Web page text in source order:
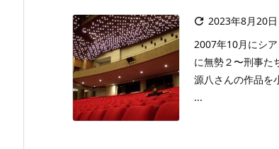
 2023年8月20日
2007年10月にシ
に無勢２〜刑事た
源八さんの作品を
...